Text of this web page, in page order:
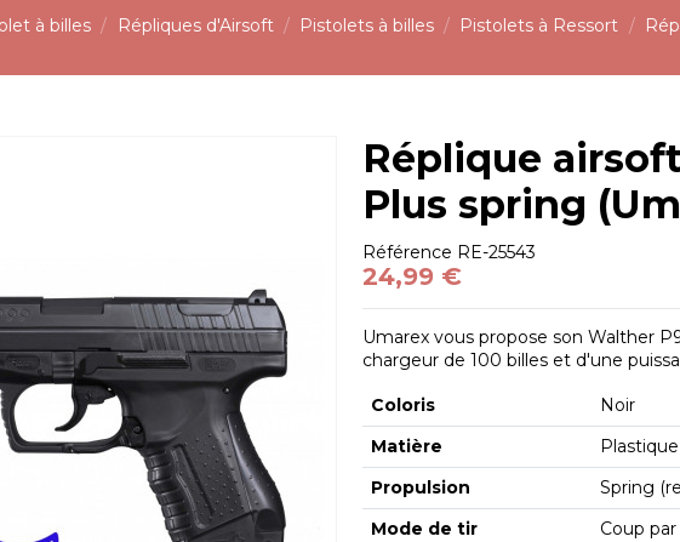
à billes Répliques d'Airsoft Pistolets à billes Pistolets à Ressort
Réplique
Plus spring
Référence RE-25543
24,99 €
Umarex vous propose son Walther
chargeur de 100 billes et d'une
Coloris
Noir
Matière
Propulsion
Spring
Mode de tir
Coup